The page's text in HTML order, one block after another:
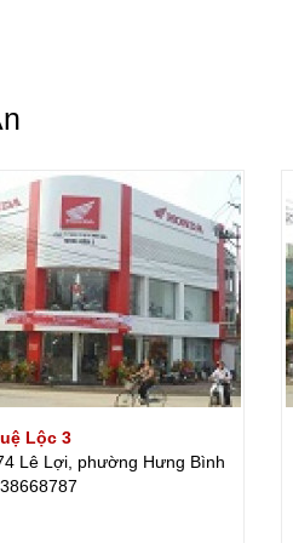
Lộc 3
Lê Lợi, phường Hưng Bình